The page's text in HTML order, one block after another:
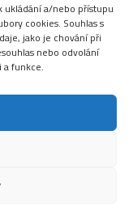
ukládání a/nebo přístupu
cookies. Souhlas s
jako je chování při
nebo odvolání
a funkce.
– Michle